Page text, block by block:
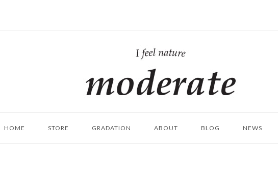
ム
HOME STORE GRADATION ABOUT BLOG NEWS